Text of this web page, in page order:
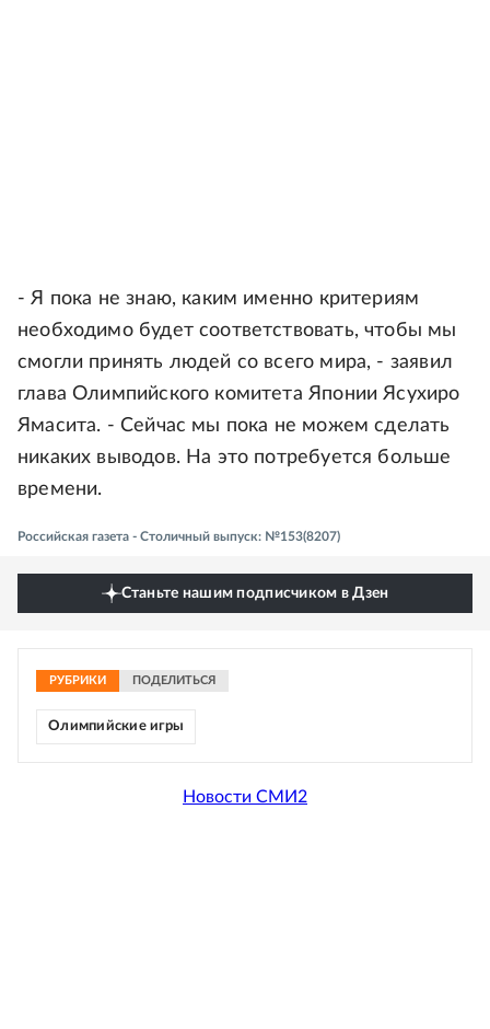
- Я пока не знаю, каким именно критериям
необходимо будет соответствовать, чтобы мы
смогли принять людей со всего мира, - заявил
глава Олимпийского комитета Японии Ясухиро
Ямасита. - Сейчас мы пока не можем сделать
никаких выводов. На это потребуется больше
времени.
Российская газета - Столичный выпуск: №153(8207)
Станьте нашим подписчиком в Дзен
РУБРИКИ ПОДЕЛИТЬСЯ
Олимпийские игры
Новости СМИ2